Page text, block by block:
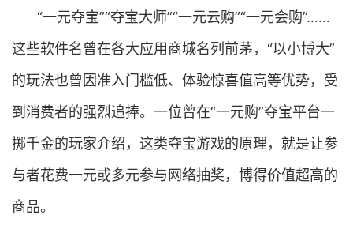
“一元夺宝”“夺宝大师”“一元云购”“一元会购”……
这些软件名曾在各大应用商城名列前茅，“以小博大”
的玩法也曾因准入门槛低、体验惊喜值高等优势，受
到消费者的强烈追捧。一位曾在“一元购”夺宝平台一
掷千金的玩家介绍，这类夺宝游戏的原理，就是让参
与者花费一元或多元参与网络抽奖，博得价值超高的
商品。